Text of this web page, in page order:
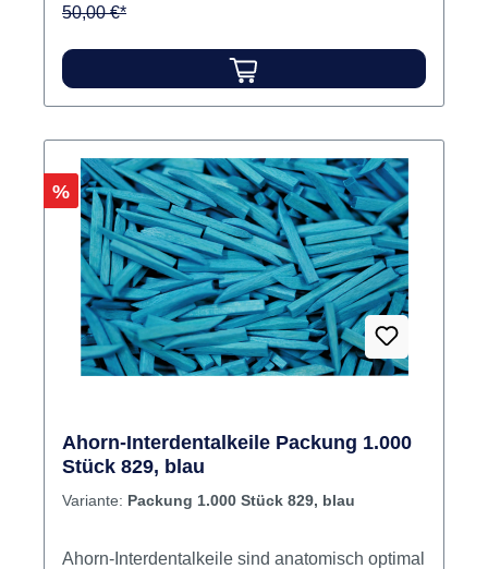
hat. Die Keile wurden so entworfen, dass sie
sind, um den Matrizenring korrekt zu platzieren.
Man braucht kein Adstringens separat zu
Keile
50,00 €*
Rabatt
%
Ahorn-Interdentalkeile Packung 1.000
Stück 829, blau
Variante: Packung 1.000 Stück 829, blau
Ahorn-Interdentalkeile sind anatomisch optimal